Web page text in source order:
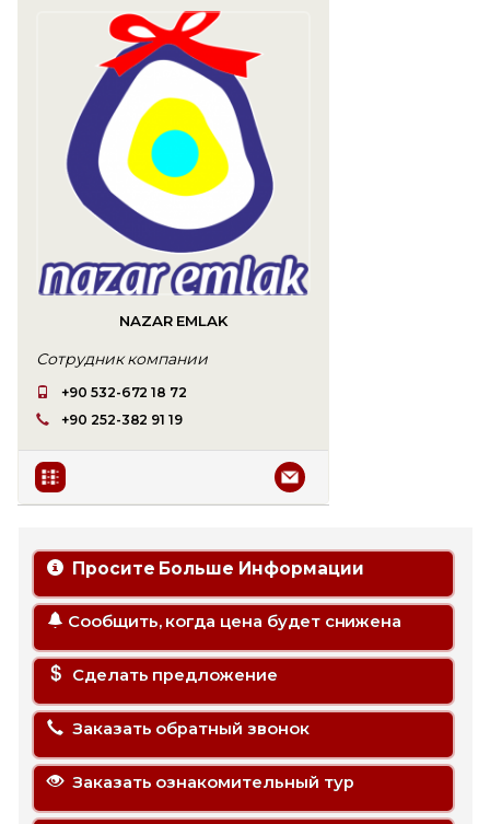
NAZAR EMLAK
Сотрудник компании
+90 532-672 18 72
+90 252-382 91 19
Просите Больше Информации
Сообщить, когда цена будет снижена
Сделать предложение
Заказать обратный звонок
Заказать ознакомительный тур